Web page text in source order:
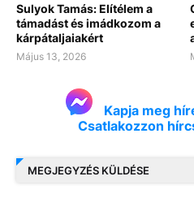
Sulyok Tamás: Elítélem a
támadást és imádkozom a
kárpátaljaiakért
Május 13, 2026
Kapja meg
Csatlakozzon
MEGJEGYZÉS KÜLDÉSE